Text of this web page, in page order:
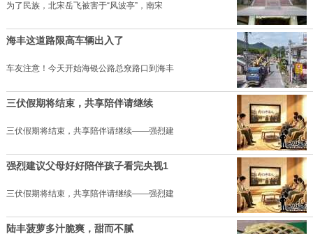
为了民族，北宋岳飞被害于“风波亭”，南宋
海丰这道路限高车辆出入了
车友注意！今天开始海银公路总尞路口到海丰
三伏假期将结束，共享陪伴请继续
三伏假期将结束，共享陪伴请继续——强烈建
强烈建议父母好好陪伴孩子看完央视1
三伏假期将结束，共享陪伴请继续——强烈建
陆丰菠萝多汁脆爽，甜而不腻